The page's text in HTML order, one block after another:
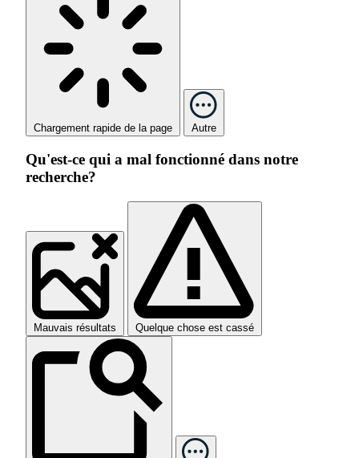
Chargement rapide de la page Autre
Qu'est-ce qui a mal fonctionné dans notre
recherche?
Mauvais résultats Quelque chose est cassé